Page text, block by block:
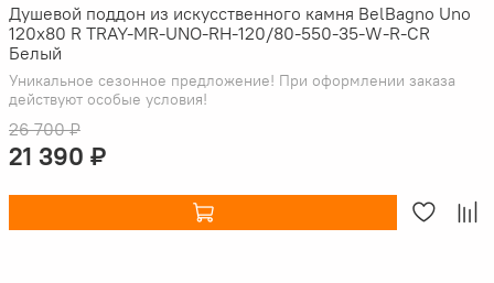
Душевой поддон из искусственного камня BelBagno Uno
120x80 R TRAY-MR-UNO-RH-120/80-550-35-W-R-CR
Белый
Уникальное сезонное предложение! При оформлении заказа
действуют особые условия!
26 700 ₽
21 390 ₽